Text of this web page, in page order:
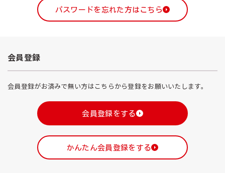
パスワードを忘れた方はこちら
会員登録
会員登録がお済みで無い方はこちらから登録をお願いいたします。
会員登録をする
かんたん会員登録をする